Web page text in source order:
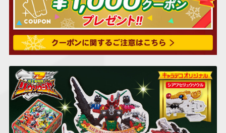
ズ
ールド